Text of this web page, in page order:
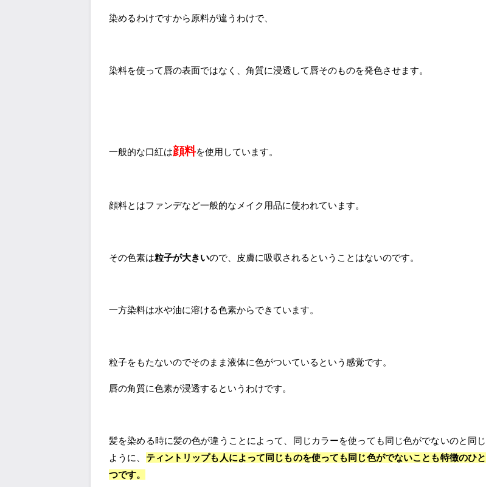
染めるわけですから原料が違うわけで、
染料を使って唇の表面ではなく、角質に浸透して唇そのものを発色させます。
一般的な口紅は顔料を使用しています。
顔料とはファンデなど一般的なメイク用品に使われています。
その色素は粒子が大きいので、皮膚に吸収されるということはないのです。
一方染料は水や油に溶ける色素からできています。
粒子をもたないのでそのまま液体に色がついているという感覚です。
唇の角質に色素が浸透するというわけです。
髪を染める時に髪の色が違うことによって、同じカラーを使っても同じ色がでないのと同じ
ように、 ティントリップも人によって同じものを使っても同じ色がでないことも特徴のひと
つです。